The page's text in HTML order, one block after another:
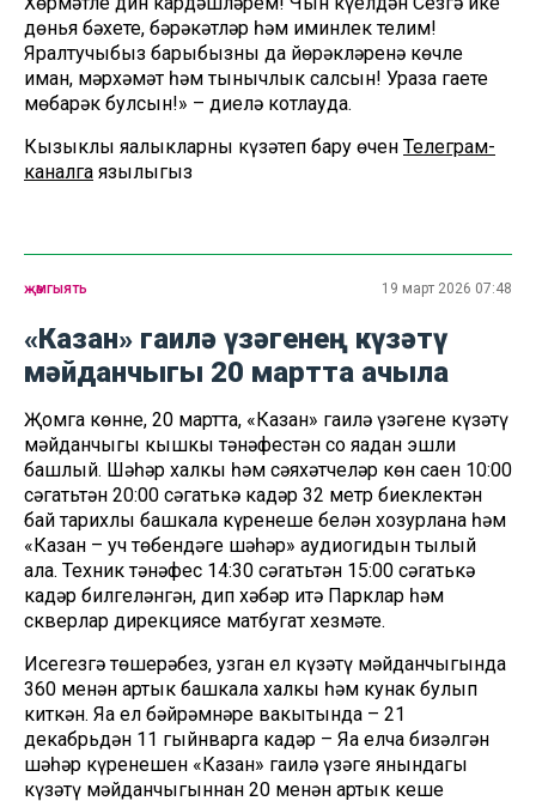
дөнья бәхете, бәрәкәтләр һәм иминлек телим!
Яралтучыбыз барыбызның да йөрәкләренә көчле
иман, мәрхәмәт һәм тынычлык салсын! Ураза гаете
мөбарәк булсын!» – диелә котлауда.
Кызыклы яңалыкларны күзәтеп бару өчен Телеграм-
каналга язылыгыз
җәмгыять 19 март 2026 07:48
«Казан» гаилә үзәгенең күзәтү
мәйданчыгы 20 мартта ачыла
Җомга көнне, 20 мартта, «Казан» гаилә үзәгенең күзәтү
мәйданчыгы кышкы тәнәфестән соң яңадан эшли
башлый. Шәһәр халкы һәм сәяхәтчеләр көн саен 10:00
сәгатьтән 20:00 сәгатькә кадәр 32 метр биеклектән
бай тарихлы башкала күренеше белән хозурлана һәм
«Казан – уч төбендәге шәһәр» аудиогидын тыңлый
ала. Техник тәнәфес 14:30 сәгатьтән 15:00 сәгатькә
кадәр билгеләнгән, дип хәбәр итә Парклар һәм
скверлар дирекциясе матбугат хезмәте.
Исегезгә төшерәбез, узган ел күзәтү мәйданчыгында
360 меңнән артык башкала халкы һәм кунак булып
киткән. Яңа ел бәйрәмнәре вакытында – 21
декабрьдән 11 гыйнварга кадәр – Яңа елча бизәлгән
шәһәр күренешен «Казан» гаилә үзәге янындагы
күзәтү мәйданчыгыннан 20 меңнән артык кеше